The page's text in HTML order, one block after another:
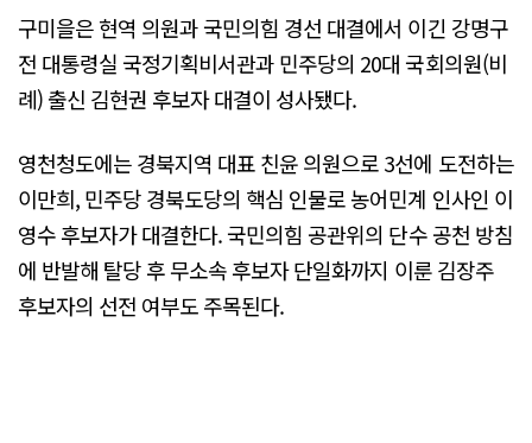
구미을은 현역 의원과 국민의힘 경선 대결에서 이긴 강명구
전 대통령실 국정기획비서관과 민주당의 20대 국회의원(비
례) 출신 김현권 후보자 대결이 성사됐다.
영천청도에는 경북지역 대표 친윤 의원으로 3선에 도전하는
이만희, 민주당 경북도당의 핵심 인물로 농어민계 인사인 이
영수 후보자가 대결한다. 국민의힘 공관위의 단수 공천 방침
에 반발해 탈당 후 무소속 후보자 단일화까지 이룬 김장주
후보자의 선전 여부도 주목된다.